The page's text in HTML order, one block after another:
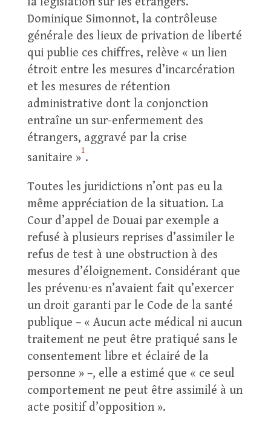
Dominique Simonnot, la contrôleuse
générale des lieux de privation de liberté
qui publie ces chiffres, relève « un lien
étroit entre les mesures d’incarcération
et les mesures de rétention
administrative dont la conjonction
entraîne un sur-enfermement des
étrangers, aggravé par la crise
sanitaire »
1
.
Toutes les juridictions n’ont pas eu la
même appréciation de la situation. La
Cour d’appel de Douai par exemple a
refusé à plusieurs reprises d’assimiler le
refus de test à une obstruction à des
mesures d’éloignement. Considérant que
les prévenu⋅es n’avaient fait qu’exercer
un droit garanti par le Code de la santé
publique – « Aucun acte médical ni aucun
traitement ne peut être pratiqué sans le
consentement libre et éclairé de la
personne » –, elle a estimé que « ce seul
comportement ne peut être assimilé à un
acte positif d’opposition ».